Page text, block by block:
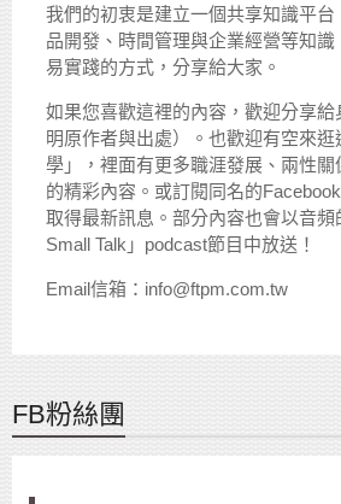
我們的初衷是建立一個共享知識平
品開發、時間管理與企業經營等知
易實踐的方式，分享給大家。
如果您喜歡這裡的內容，歡迎分享給
明原作者與出處）。也歡迎有空來逛
學」，裡面有更多職涯發展、兩性關
的精彩內容。或訂閱同名的
取得最新訊息。部分內容也會以音頻
Small Talk」podcast節目中放送！
Email信箱：info@ftpm.com.tw
FB粉絲團